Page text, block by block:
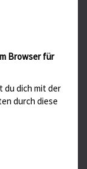
Browser für
du dich mit der
durch diese